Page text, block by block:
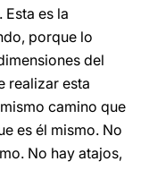
es la
porque lo
del
realizar esta
camino que
es él mismo. No
No hay atajos,